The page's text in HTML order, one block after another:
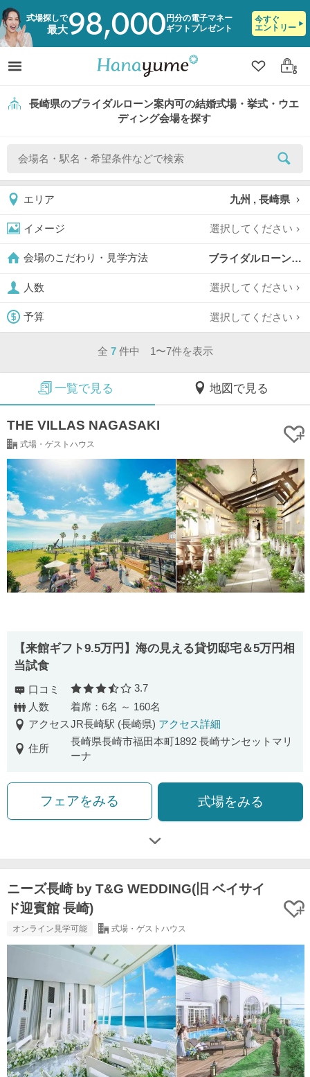
式場探しで
最大98,000 円分の電子マネー
ギフトプレゼント
今すぐ
エントリー
クリップ
ログ
長崎県のブライダルローン案内可の結婚式場・挙式・ウエ
ディング会場を探す
エリア 九州 , 長崎県
イメージ 選択してください
会場のこだわり・見学方法 ブライダルローン案内可,
人数 選択してください
予算 選択してください
全 7 件中 1〜7件を表示
一覧で見る 地図で見る
THE VILLAS NAGASAKI
式場・ゲストハウス
【来館ギフト9.5万円】海の見える貸切邸宅＆5万円相
当試食
口コミ 口コミ評価
3.7
人数
着席：6名 ～ 160名
アクセスJR長崎駅 (長崎県) アクセス詳細
住所
長崎県長崎市福田本町1892 長崎サンセットマリ
ーナ
フェアをみる 式場をみる
ニーズ長崎 by T&G WEDDING(旧 ベイサイ
ド迎賓館 長崎)
オンライン見学可能 式場・ゲストハウス